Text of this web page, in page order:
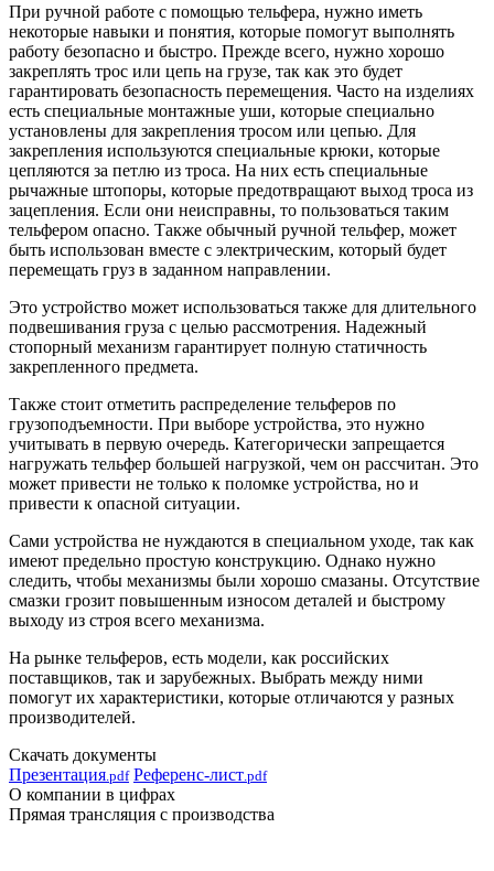
При ручной работе с помощью тельфера, нужно иметь
некоторые навыки и понятия, которые помогут выполнять
работу безопасно и быстро. Прежде всего, нужно хорошо
закреплять трос или цепь на грузе, так как это будет
гарантировать безопасность перемещения. Часто на изделиях
есть специальные монтажные уши, которые специально
установлены для закрепления тросом или цепью. Для
закрепления используются специальные крюки, которые
цепляются за петлю из троса. На них есть специальные
рычажные штопоры, которые предотвращают выход троса из
зацепления. Если они неисправны, то пользоваться таким
тельфером опасно. Также обычный ручной тельфер, может
быть использован вместе с электрическим, который будет
перемещать груз в заданном направлении.
Это устройство может использоваться также для длительного
подвешивания груза с целью рассмотрения. Надежный
стопорный механизм гарантирует полную статичность
закрепленного предмета.
Также стоит отметить распределение тельферов по
грузоподъемности. При выборе устройства, это нужно
учитывать в первую очередь. Категорически запрещается
нагружать тельфер большей нагрузкой, чем он рассчитан. Это
может привести не только к поломке устройства, но и
привести к опасной ситуации.
Сами устройства не нуждаются в специальном уходе, так как
имеют предельно простую конструкцию. Однако нужно
следить, чтобы механизмы были хорошо смазаны. Отсутствие
смазки грозит повышенным износом деталей и быстрому
выходу из строя всего механизма.
На рынке тельферов, есть модели, как российских
поставщиков, так и зарубежных. Выбрать между ними
помогут их характеристики, которые отличаются у разных
производителей.
Скачать документы
Презентация .pdf Референс-лист .pdf
О компании в цифрах
Прямая трансляция с производства